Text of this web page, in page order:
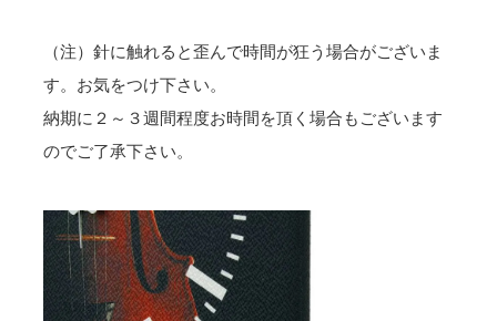
（注）針に触れると歪んで時間が狂う場合がございま
す。お気をつけ下さい。
納期に２～３週間程度お時間を頂く場合もございます
のでご了承下さい。